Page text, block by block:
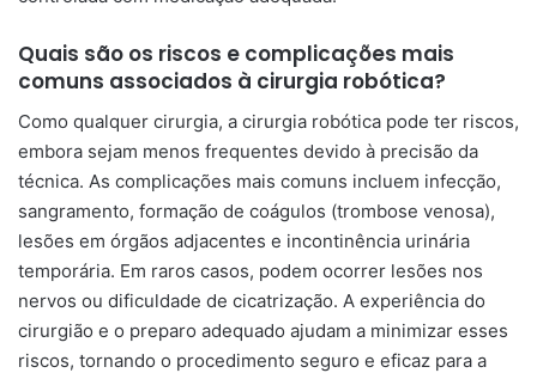
Quais são os riscos e complicações mais
comuns associados à cirurgia robótica?
Como qualquer cirurgia, a cirurgia robótica pode ter riscos,
embora sejam menos frequentes devido à precisão da
técnica. As complicações mais comuns incluem infecção,
sangramento, formação de coágulos (trombose venosa),
lesões em órgãos adjacentes e incontinência urinária
temporária. Em raros casos, podem ocorrer lesões nos
nervos ou dificuldade de cicatrização. A experiência do
cirurgião e o preparo adequado ajudam a minimizar esses
riscos, tornando o procedimento seguro e eficaz para a